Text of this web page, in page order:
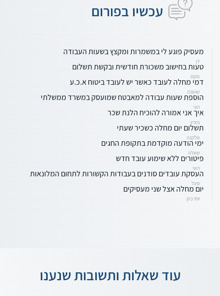
עכשיו בפורום
מעסיק פוגע לי במשמרות ומקצץ בשעות העבודה
דן
טעות בחישוב משכורת חודשית ובקשת תשלום
מקס
דמי מחלה לעובד כאשר יש לעובד ביטוח א.כ.ע
שושנה
הוספת שעות עבודה למאבטח שמועסק במשרד ממשלתי
רוני
איך אני אמורה להוכיח הלנת שכר
נסרין
תשלום יום מחלה כשכיר שעתי
אלקנה
ימי הודעה מוקדמת בתקופת החגים
שאלה
פיטורים ללא שימוע עובד חדש
רועי
העסקת עובדים סודנים בעבודות הקשורות לתחום המלונאות
סיגל
יום מחלה אצל שני מעסיקים
יוסי כהן
עוד שאלות ותשובות שנענו